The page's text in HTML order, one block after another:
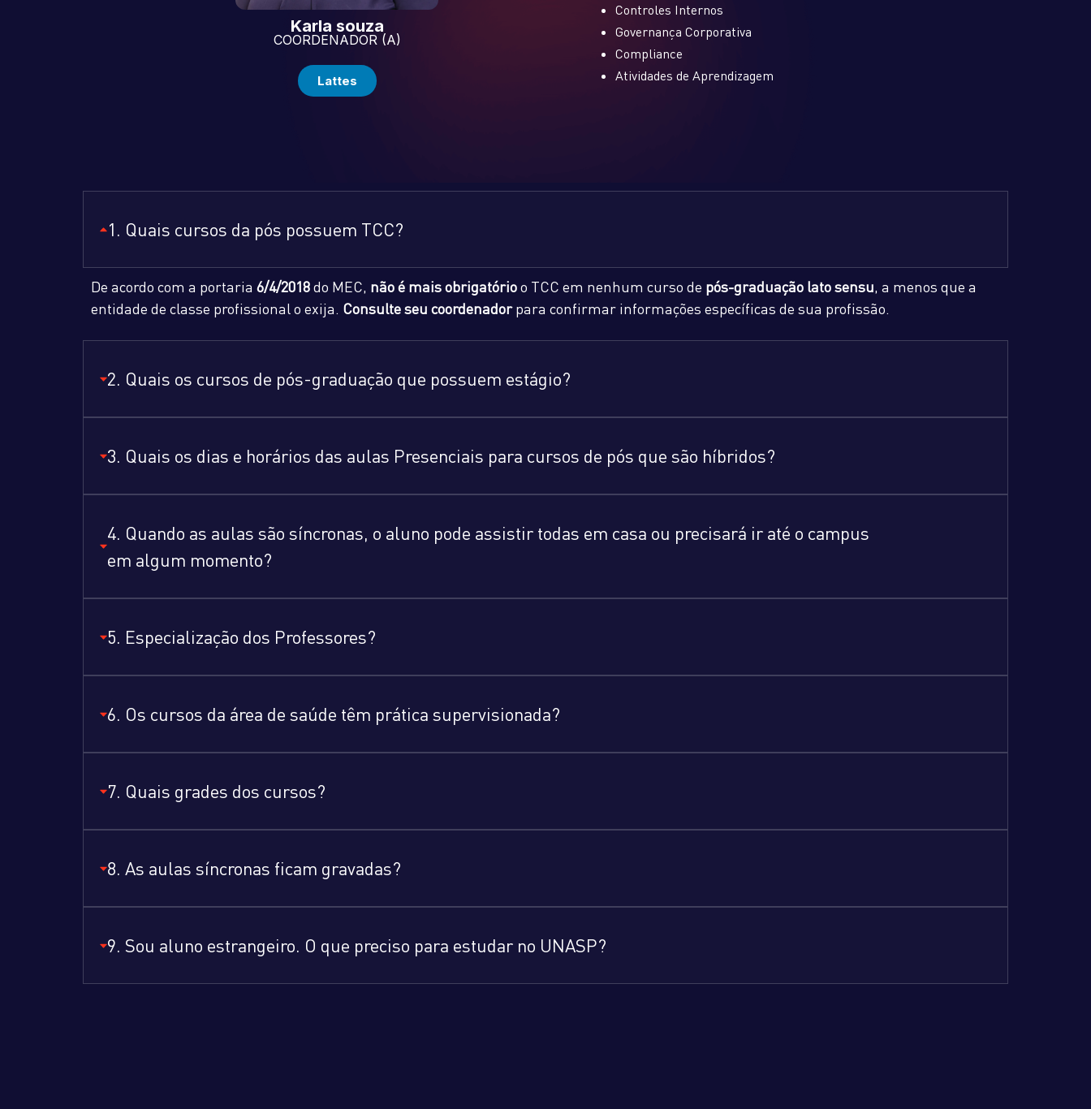
Karla souza
COORDENADOR (A)
Lattes
Controles Internos
Governança Corporativa
Compliance
Atividades de Aprendizagem
1. Quais cursos da pós possuem TCC?
De acordo com a portaria 6/4/2018do MEC, não é mais obrigatórioo TCC em nenhum curso de pós-graduação lato sensu, a menos que a
entidade de classe profissional o exija. Consulte seu coordenadorpara confirmar informações específicas de sua profissão.
2. Quais os cursos de pós-graduação que possuem estágio?
3. Quais os dias e horários das aulas Presenciais para cursos de pós que são híbridos?
4. Quando as aulas são síncronas, o aluno pode assistir todas em casa ou precisará ir até o campus
em algum momento?
5. Especialização dos Professores?
6. Os cursos da área de saúde têm prática supervisionada?
7. Quais grades dos cursos?
8. As aulas síncronas ficam gravadas?
9. Sou aluno estrangeiro. O que preciso para estudar no UNASP?